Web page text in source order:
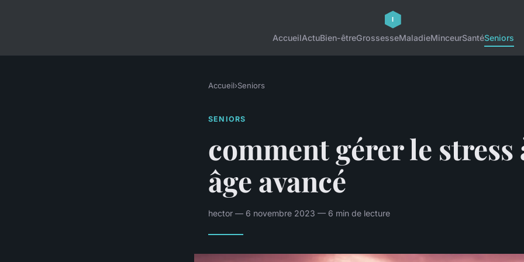
AccueilActuBien-êtreGrossesseMaladieMinceurSantéSeniors
Accueil›Seniors
SENIORS
comment gérer le stress
âge avancé
hector — 6 novembre 2023 — 6 min de lecture